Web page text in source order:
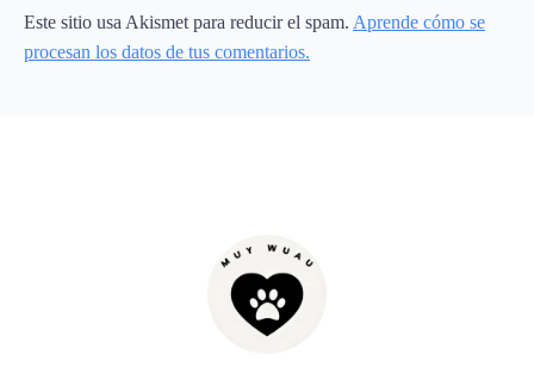
Este sitio usa Akismet para reducir el spam. Aprende cómo se
procesan los datos de tus comentarios.